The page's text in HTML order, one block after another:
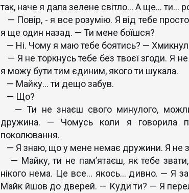
так, наче я дала зелене світло… А ще… ти…
— Повір, - я все розумію. Я від тебе
я ще один назад. — Ти мене боїшся?
— Ні. Чому я маю тебе боятись? —
— Я не торкнусь тебе без твоєї згоди. Я
я можу бути тим єдиним, якого ти шукала.
— Майку… ти дещо забув.
— Що?
— Ти не знаєш свого минулого,
дружина. — Чомусь коли я говорила
поколювання.
— Я знаю, що у мене немає дружини. Я не
— Майку, ти не пам’ятаєш, як тебе
нікого нема. Це все… якось… дивно. — Я
Майк йшов до дверей. — Куди ти? — Я